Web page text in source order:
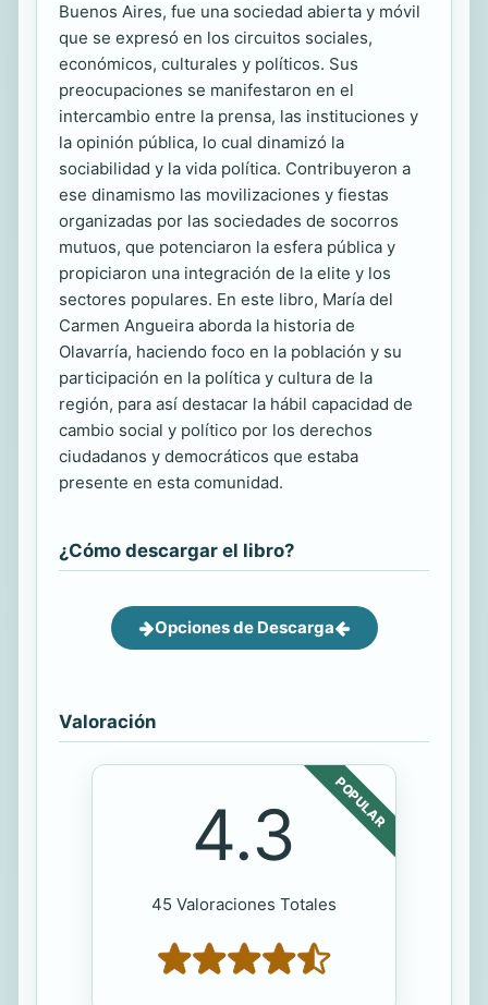
Buenos Aires, fue una sociedad abierta y móvil
que se expresó en los circuitos sociales,
económicos, culturales y políticos. Sus
preocupaciones se manifestaron en el
intercambio entre la prensa, las instituciones y
la opinión pública, lo cual dinamizó la
sociabilidad y la vida política. Contribuyeron a
ese dinamismo las movilizaciones y fiestas
organizadas por las sociedades de socorros
mutuos, que potenciaron la esfera pública y
propiciaron una integración de la elite y los
sectores populares. En este libro, María del
Carmen Angueira aborda la historia de
Olavarría, haciendo foco en la población y su
participación en la política y cultura de la
región, para así destacar la hábil capacidad de
cambio social y político por los derechos
ciudadanos y democráticos que estaba
presente en esta comunidad.
¿Cómo descargar el libro?
Opciones de Descarga
Valoración
POPULAR
4.3
45 Valoraciones Totales